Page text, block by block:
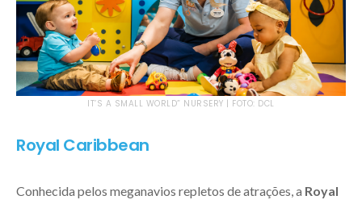
IT’S A SMALL WORLD” NURSERY | FOTO: DCL
Royal Caribbean
Conhecida pelos meganavios repletos de atrações, a Royal